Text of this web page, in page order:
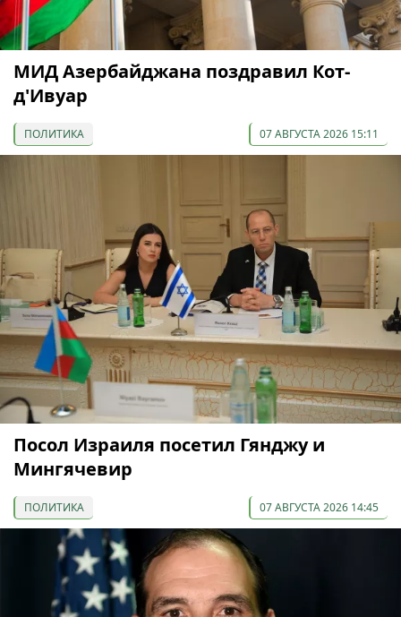
МИД Азербайджана поздравил Кот-
д'Ивуар
ПОЛИТИКА 07 АВГУСТА 2026 15:11
Посол Израиля посетил Гянджу и
Мингячевир
ПОЛИТИКА 07 АВГУСТА 2026 14:45